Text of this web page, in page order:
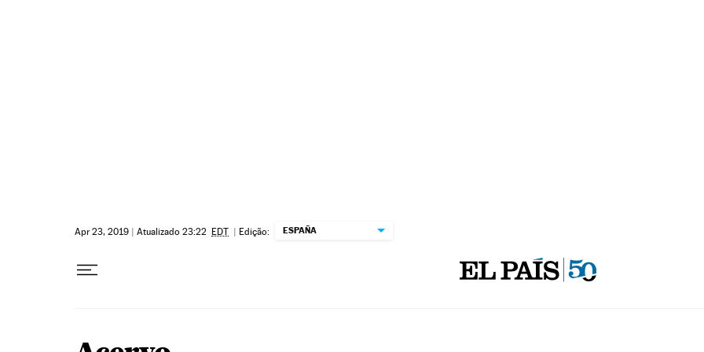
Apr 23, 2019 | Atualizado 23:22 EDT | Edição: ESPAÑA